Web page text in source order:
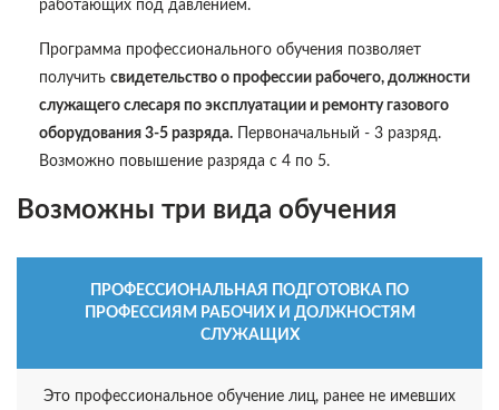
работающих под давлением.
Программа профессионального обучения позволяет
получить свидетельство о профессии рабочего, должности
служащего слесаря по эксплуатации и ремонту газового
оборудования 3-5 разряда. Первоначальный - 3 разряд.
Возможно повышение разряда с 4 по 5.
Возможны три вида обучения
ПРОФЕССИОНАЛЬНАЯ ПОДГОТОВКА ПО
ПРОФЕССИЯМ РАБОЧИХ И ДОЛЖНОСТЯМ
СЛУЖАЩИХ
Это профессиональное обучение лиц, ранее не имевших